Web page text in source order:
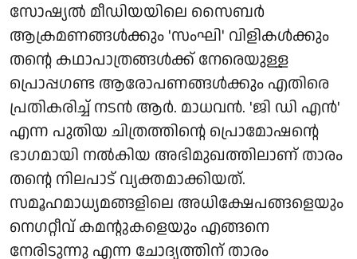
സോഷ്യൽ മീഡിയയിലെ സൈബർ
ആക്രമണങ്ങൾക്കും 'സംഘി' വിളികൾക്കും
തന്റെ കഥാപാത്രങ്ങൾക്ക് നേരെയുള്ള
പ്രൊപ്പഗണ്ട ആരോപണങ്ങൾക്കും എതിരെ
പ്രതികരിച്ച് നടൻ ആർ. മാധവൻ. 'ജി ഡി എൻ'
എന്ന പുതിയ ചിത്രത്തിന്റെ പ്രൊമോഷന്റെ
ഭാഗമായി നൽകിയ അഭിമുഖത്തിലാണ് താരം
തന്റെ നിലപാട് വ്യക്തമാക്കിയത്.
സമൂഹമാധ്യമങ്ങളിലെ അധിക്ഷേപങ്ങളെയും
നെഗറ്റീവ് കമന്റുകളെയും എങ്ങനെ
നേരിടുന്നു എന്ന ചോദ്യത്തിന് താരം